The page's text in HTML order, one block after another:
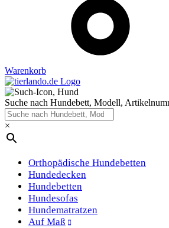
Warenkorb
Suche nach Hundebett, Modell,
×
Orthopädische Hundebetten
Hundedecken
Hundebetten
Hundesofas
Hundematratzen
Auf Maß